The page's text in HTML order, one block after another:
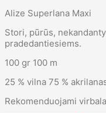
Alize Superlana Maxi
Stori, pūrūs,
pradedantiesiems.
100 gr 100 m
25 % vilna 75 %
Rekomenduojami